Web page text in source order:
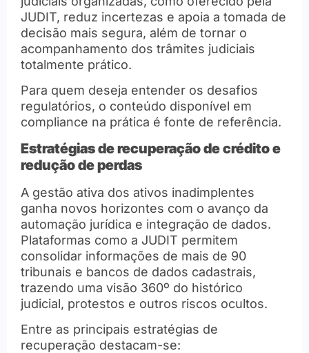
JUDIT, reduz incertezas e apoia a tomada de
decisão mais segura, além de tornar o
acompanhamento dos trâmites judiciais
totalmente prático.
Para quem deseja entender os desafios
regulatórios, o conteúdo disponível em
compliance na prática é fonte de referência.
Estratégias de recuperação de crédito e
redução de perdas
A gestão ativa dos ativos inadimplentes
ganha novos horizontes com o avanço da
automação jurídica e integração de dados.
Plataformas como a JUDIT permitem
consolidar informações de mais de 90
tribunais e bancos de dados cadastrais,
trazendo uma visão 360º do histórico
judicial, protestos e outros riscos ocultos.
Entre as principais estratégias de
recuperação destacam-se: